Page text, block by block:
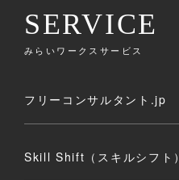
SERVICE
みらいワークスサービス
フリーコンサルタント.jp
Skill Shift（スキルシフト）